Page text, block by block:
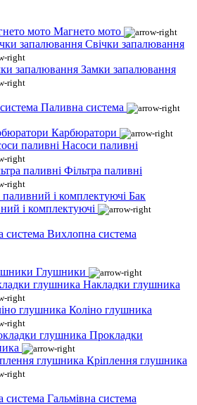
Магнето мото
Свічки запалювання
Замки запалювання
Паливна система
Карбюратори
Насоси паливні
Фільтра паливні
Бак
і комплектуючі
Вихлопна система
Глушники
Накладки глушника
Коліно глушника
Прокладки
Кріплення глушника
Гальмівна система